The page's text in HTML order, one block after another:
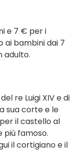
e 7 € per i
ai bambini dai 7
adulto.
re Luigi XIV e di
sua corte e le
il castello al
più famoso.
il cortigiano e il